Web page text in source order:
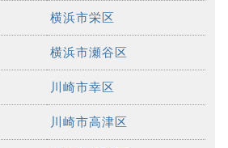
横浜市栄区
横浜市瀬谷区
川崎市幸区
川崎市高津区